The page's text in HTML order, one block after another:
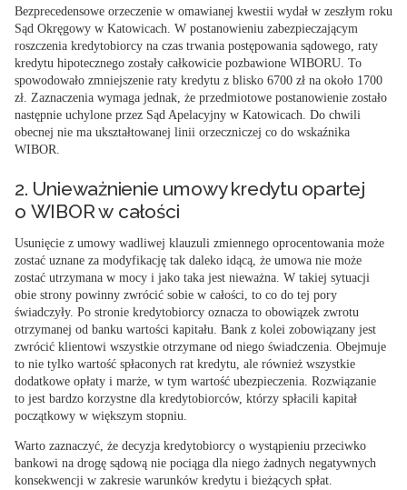
Bezprecedensowe orzeczenie w omawianej kwestii wydał w zeszłym roku
Sąd Okręgowy w Katowicach. W postanowieniu zabezpieczającym
roszczenia kredytobiorcy na czas trwania postępowania sądowego, raty
kredytu hipotecznego zostały całkowicie pozbawione WIBORU. To
spowodowało zmniejszenie raty kredytu z blisko 6700 zł na około 1700
zł. Zaznaczenia wymaga jednak, że przedmiotowe postanowienie zostało
następnie uchylone przez Sąd Apelacyjny w Katowicach. Do chwili
obecnej nie ma ukształtowanej linii orzeczniczej co do wskaźnika
WIBOR.
2. Unieważnienie umowy kredytu opartej
o WIBOR w całości
Usunięcie z umowy wadliwej klauzuli zmiennego oprocentowania może
zostać uznane za modyfikację tak daleko idącą, że umowa nie może
zostać utrzymana w mocy i jako taka jest nieważna. W takiej sytuacji
obie strony powinny zwrócić sobie w całości, to co do tej pory
świadczyły. Po stronie kredytobiorcy oznacza to obowiązek zwrotu
otrzymanej od banku wartości kapitału. Bank z kolei zobowiązany jest
zwrócić klientowi wszystkie otrzymane od niego świadczenia. Obejmuje
to nie tylko wartość spłaconych rat kredytu, ale również wszystkie
dodatkowe opłaty i marże, w tym wartość ubezpieczenia. Rozwiązanie
to jest bardzo korzystne dla kredytobiorców, którzy spłacili kapitał
początkowy w większym stopniu.
Warto zaznaczyć, że decyzja kredytobiorcy o wystąpieniu przeciwko
bankowi na drogę sądową nie pociąga dla niego żadnych negatywnych
konsekwencji w zakresie warunków kredytu i bieżących spłat.